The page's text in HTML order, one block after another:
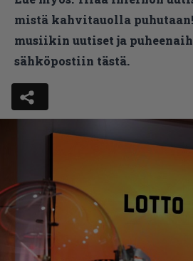
mistä kahvitauolla
musiikin uutiset ja
sähköpostiin tästä.